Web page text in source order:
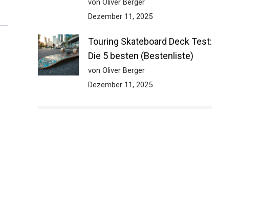
von Oliver Berger
Dezember 11, 2025
Touring Skateboard Deck
Test: Die 5 besten
(Bestenliste)
von Oliver Berger